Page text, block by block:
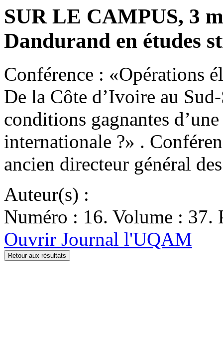
SUR LE CAMPUS, 3
Dandurand en études
Conférence : «Opérations
De la Côte d’Ivoire au
conditions gagnantes
internationale ?» .
ancien directeur général
Auteur(s) :
Numéro : 16. Volume : 37.
Ouvrir Journal l'UQAM
Retour aux résultats